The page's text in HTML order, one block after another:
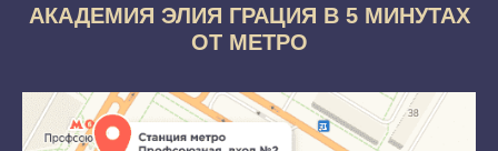
АКАДЕМИЯ ЭЛИЯ ГРАЦИЯ В 5 МИНУТАХ
ОТ МЕТРО